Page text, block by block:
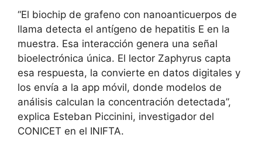
“El biochip de grafeno con nanoanticuerpos de
llama detecta el antígeno de hepatitis E en la
muestra. Esa interacción genera una señal
bioelectrónica única. El lector Zaphyrus capta
esa respuesta, la convierte en datos digitales y
los envía a la app móvil, donde modelos de
análisis calculan la concentración detectada”,
explica Esteban Piccinini, investigador del
CONICET en el INIFTA.